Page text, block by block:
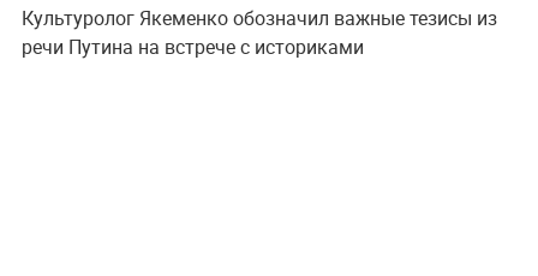
Культуролог Якеменко обозначил важные тезисы из
речи Путина на встрече с историками